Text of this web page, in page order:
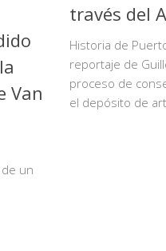
Van
un
través del
Historia de
reportaje de
proceso de
el depósito de